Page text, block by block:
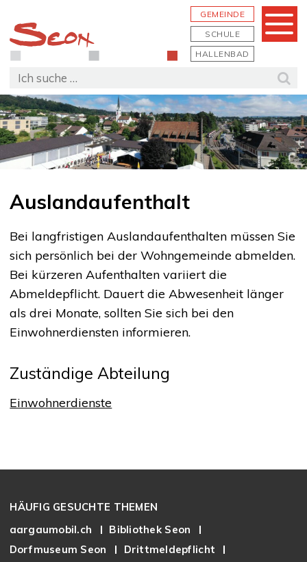
GEMEINDE
SCHULE
HALLENBAD
Menu
Suchbegriff
Auslandaufenthalt
Bei langfristigen Auslandaufenthalten müssen Sie
sich persönlich bei der Wohngemeinde abmelden.
Bei kürzeren Aufenthalten variiert die
Abmeldepflicht. Dauert die Abwesenheit länger
als drei Monate, sollten Sie sich bei den
Einwohnerdiensten informieren.
Zuständige Abteilung
Einwohnerdienste
HÄUFIG GESUCHTE THEMEN
aargaumobil.ch
Bibliothek Seon
Dorfmuseum Seon
Drittmeldepflicht